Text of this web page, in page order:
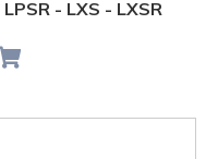
LPSR - LXS - LXSR